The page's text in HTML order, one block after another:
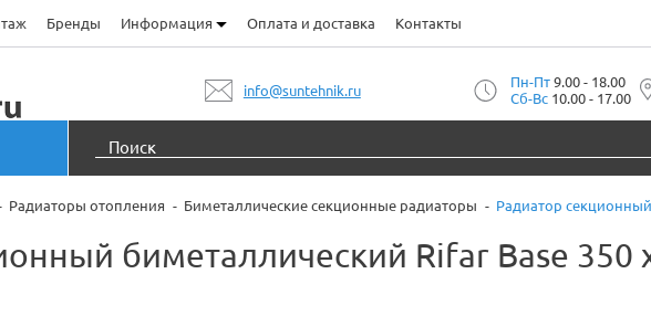
Бренды Информация Оплата и доставка Контакты
info@suntehnik.ru Пн-Пт9.00 - 18.00
Сб-Вс10.00 - 17.00
Радиаторы отопления Биметаллические секционные радиаторы Радиатор
биметаллический Rifar Base